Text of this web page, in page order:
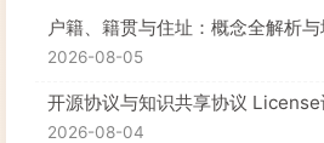
户籍、籍贯与住址：概念全解析
2026-08-05
开源协议与知识共享协议
2026-08-04